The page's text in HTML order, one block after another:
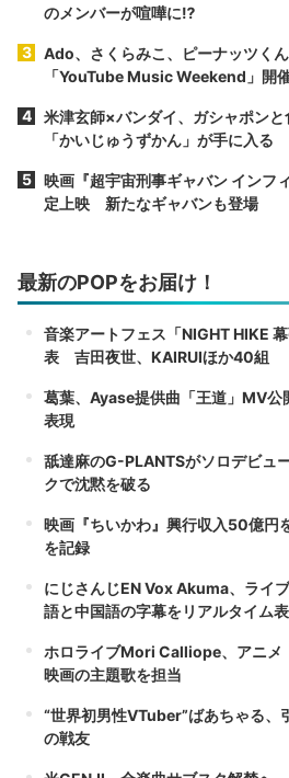
のメンバーが喧嘩に⁉︎
Ado、さくらみこ、ピーナッツく
「YouTube Music Weekend」開
米津玄師×バンダイ、ガシャポン
「かいじゅうずかん」が手に入る
映画『超宇宙刑事ギャバン インフ
定上映 新たなギャバンも登場
最新のPOPをお届け！
音楽アートフェス「NIGHT HIKE
表 吉田夜世、KAIRUIほか40組
葛葉、Ayase提供曲「王道」MV公
表現
舐達麻のG-PLANTSがソロデビュ
クで沈黙を破る
映画『ちいかわ』興行収入50億
を記録
にじさんじEN Vox Akuma、ライ
語と中国語の字幕をリアルタイム
ホロライブMori Calliope、アニメ
映画の主題歌を担当
“世界初男性VTuber”ばあちゃる
の戦友